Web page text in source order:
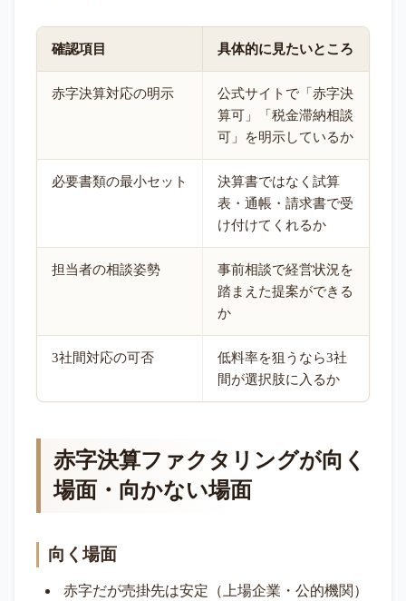
確認項目 具体的に見たいところ
赤字決算対応の明示
公式サイトで「赤字決
算可」「税金滞納相談
可」を明示しているか
必要書類の最小セット
決算書ではなく試算
表・通帳・請求書で受
け付けてくれるか
担当者の相談姿勢
事前相談で経営状況を
踏まえた提案ができる
か
3社間対応の可否
低料率を狙うなら3社
間が選択肢に入るか
赤字決算ファクタリングが向く
場面・向かない場面
向く場面
赤字だが売掛先は安定（上場企業・公的機関）